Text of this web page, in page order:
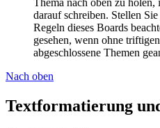
darauf schreiben. Stellen
Regeln dieses Boards
gesehen, wenn ohne
abgeschlossene Themen
Nach oben
Textformatierung